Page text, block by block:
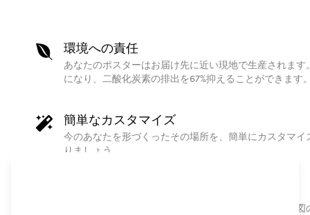
環境への責任
あなたのポスターはお届け先に近い現地で生産されま
になり、二酸化炭素の排出を67%抑えることができます
簡単なカスタマイズ
今のあなたを形づくったその場所を、簡単にカスタマ
りましょう。
高品質なオーダープリントのパーソナライズされた地